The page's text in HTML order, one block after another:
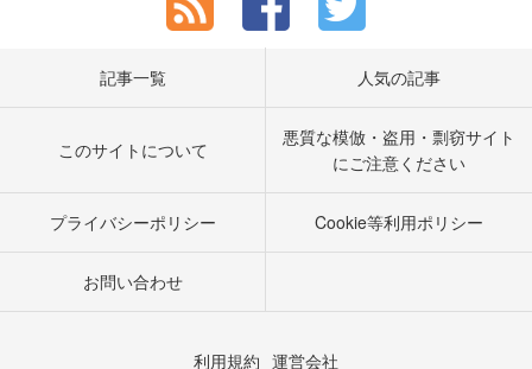
記事一覧 人気の記事
このサイトについて
悪質な模倣・盗用・剽窃サイト
にご注意ください
プライバシーポリシー Cookie等利用ポリシー
お問い合わせ
利用規約 運営会社